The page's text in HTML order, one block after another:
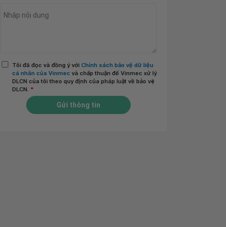
Tôi đã đọc và đồng ý với Chính sách bảo vệ dữ liệu
cá nhân của Vinmec và chấp thuận để Vinmec xử lý
DLCN của tôi theo quy định của pháp luật về bảo vệ
DLCN. *
Gửi thông tin